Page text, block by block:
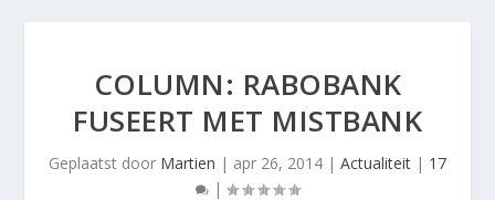
COLUMN: RABOBANK
FUSEERT MET MISTBANK
Geplaatst door Martien | apr 26, 2014 | Actualiteit | 17
|